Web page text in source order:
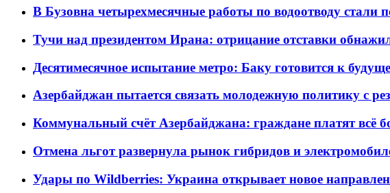
В Бузовна четырехмесячные работы по водоотводу стали
Тучи над президентом Ирана: отрицание отставки
Десятимесячное испытание метро: Баку готовится к
Азербайджан пытается связать молодежную политику с
Коммунальный счёт Азербайджана: граждане платят всё
Отмена льгот развернула рынок гибридов и
Удары по Wildberries: Украина открывает новое